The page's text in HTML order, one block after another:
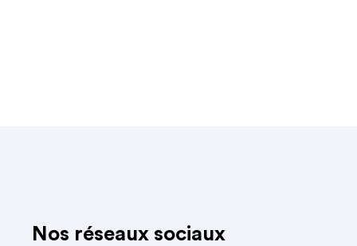
Nos réseaux sociaux